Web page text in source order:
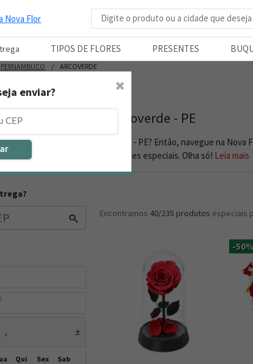
Busca de produtos
TIPOS DE FLORES PRESENTES
enviar? ✖
PERNAMBUCO ARCOVERDE
e Presentes em Arcoverde - PE
de presente online em Arcoverde - PE? Então, navegue na
datas comemorativas ou ocasiões especiais. Olha só! Leia mais
, »
Qui Sex Sab
Encontramos 40/235 produtos especiais
-